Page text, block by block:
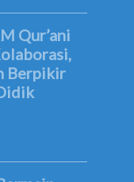
Qur’ani
Berpikir